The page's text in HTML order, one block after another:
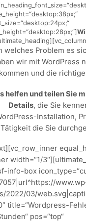
welches Problem es
wir mit WordPress
und die
helfen und teilen Sie
Details, die Sie
Installation,
die Sie
width=“1/
info-box
2022/03/
title=“Wordpress-
pos=“top“